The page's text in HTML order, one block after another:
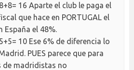
16 Aparte el club le paga el
que hace en PORTUGAL el
España el 48%.
10 Ese 6% de diferencia lo
PUES parece que para
de madridistas no